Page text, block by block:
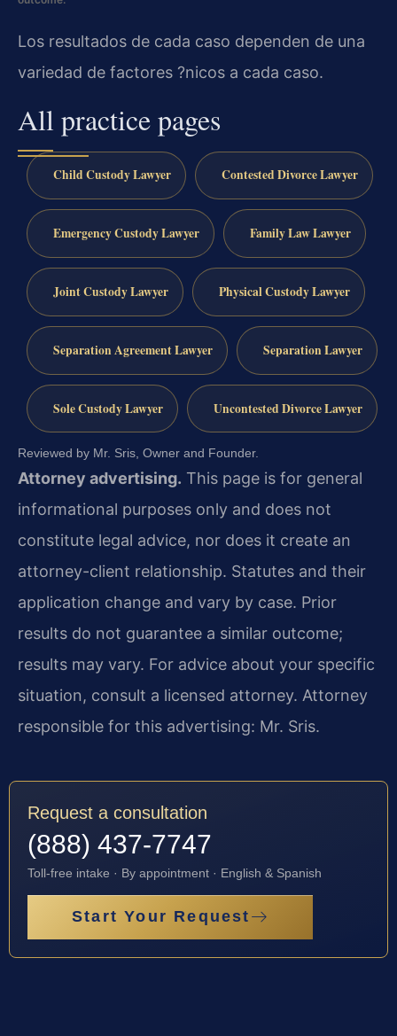
Los resultados de cada caso dependen de una
variedad de factores ?nicos a cada caso.
All practice pages
Child Custody Lawyer Contested Divorce Lawyer
Emergency Custody Lawyer Family Law Lawyer
Joint Custody Lawyer Physical Custody Lawyer
Separation Agreement Lawyer Separation Lawyer
Sole Custody Lawyer Uncontested Divorce Lawyer
Reviewed by Mr. Sris, Owner and Founder.
Attorney advertising. This page is for general
informational purposes only and does not
constitute legal advice, nor does it create an
attorney-client relationship. Statutes and their
application change and vary by case. Prior
results do not guarantee a similar outcome;
results may vary. For advice about your specific
situation, consult a licensed attorney. Attorney
responsible for this advertising: Mr. Sris.
Request a consultation
(888) 437-7747
Toll-free intake · By appointment · English & Spanish
Start Your Request